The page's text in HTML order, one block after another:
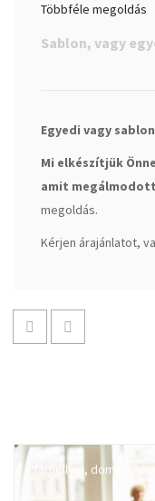
Többféle megoldás
Sablon, vagy
Egyedi vagy
Mi elkészítjük
amit
megoldás.
Kérjen árajánlatot,
Tárhellyel, domain